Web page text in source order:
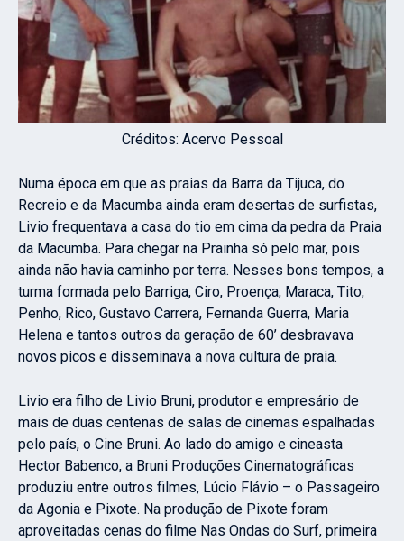
Créditos: Acervo Pessoal
Numa época em que as praias da Barra da Tijuca, do
Recreio e da Macumba ainda eram desertas de surfistas,
Livio frequentava a casa do tio em cima da pedra da Praia
da Macumba. Para chegar na Prainha só pelo mar, pois
ainda não havia caminho por terra. Nesses bons tempos, a
turma formada pelo Barriga, Ciro, Proença, Maraca, Tito,
Penho, Rico, Gustavo Carrera, Fernanda Guerra, Maria
Helena e tantos outros da geração de 60’ desbravava
novos picos e disseminava a nova cultura de praia.
Livio era filho de Livio Bruni, produtor e empresário de
mais de duas centenas de salas de cinemas espalhadas
pelo país, o Cine Bruni. Ao lado do amigo e cineasta
Hector Babenco, a Bruni Produções Cinematográficas
produziu entre outros filmes, Lúcio Flávio – o Passageiro
da Agonia e Pixote. Na produção de Pixote foram
aproveitadas cenas do filme Nas Ondas do Surf, primeira